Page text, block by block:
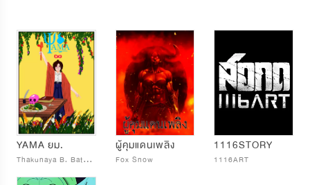
YAMA ยม.
T
hakunaya B. Batsuki
ผู้คุมแดนเพลิง
Fox Snow
1116STORY
1116ART